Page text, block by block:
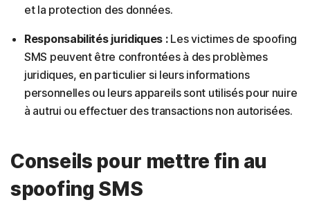
et la protection des données.
Responsabilités juridiques :Les victimes de spoofing
SMS peuvent être confrontées à des problèmes
juridiques, en particulier si leurs informations
personnelles ou leurs appareils sont utilisés pour nuire
à autrui ou effectuer des transactions non autorisées.
Conseils pour mettre fin au
spoofing SMS